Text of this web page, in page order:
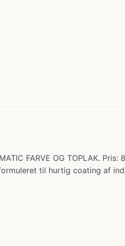
FARVE OG TOPLAK.
til hurtig coating af